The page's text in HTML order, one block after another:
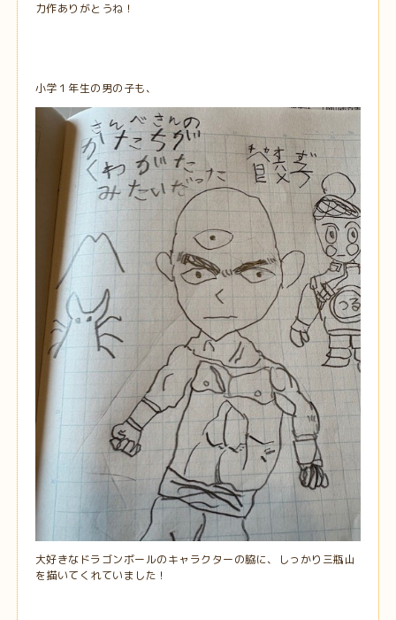
力作ありがとうね！
小学１年生の男の子も、
大好きなドラゴンボールのキャラクターの脇に、しっかり三瓶山
を描いてくれていました！